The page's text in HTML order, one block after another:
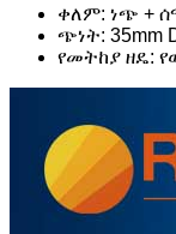
ቀለም: ነጭ +
ጭነት: 35mm
የመትከያ ዘዴ: